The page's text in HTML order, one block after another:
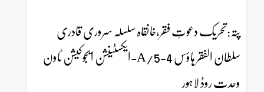
پتہ:تحریک دعوتِ فقر،خانقاہ سلسلہ سروری قادری
سلطان الفقر ہاؤس 4-5/A-ایکسٹینشن ایجوکیشن ٹاون
وحدت روڈ لاہور